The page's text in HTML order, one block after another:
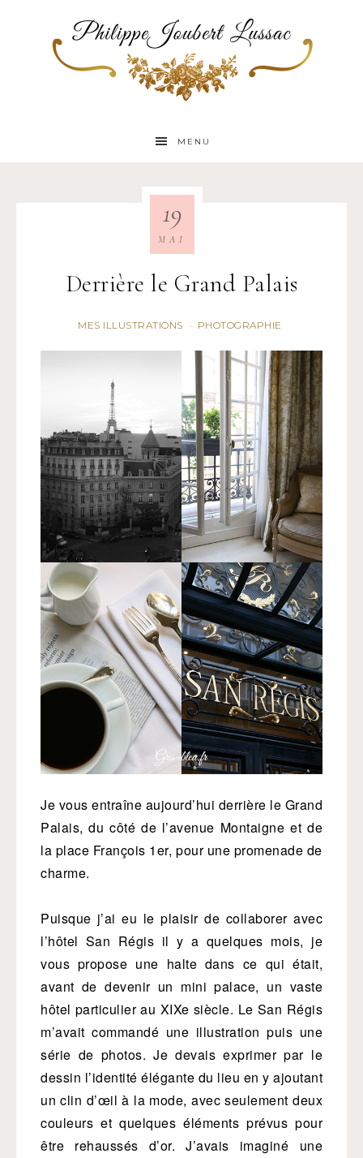
MENU
Derrière le Grand Palais
MES ILLUSTRATIONS · PHOTOGRAPHIE
19
MAI
Je vous entraîne aujourd’hui derrière le Grand
Palais, du côté de l’avenue Montaigne et de
la place François 1er, pour une promenade de
charme.
Puisque j’ai eu le plaisir de collaborer avec
l’hôtel San Régis il y a quelques mois, je
vous propose une halte dans ce qui était,
avant de devenir un mini palace, un vaste
hôtel particulier au XIXe siècle. Le San Régis
m’avait commandé une illustration puis une
série de photos. Je devais exprimer par le
dessin l’identité élégante du lieu en y ajoutant
un clin d’œil à la mode, avec seulement deux
couleurs et quelques éléments prévus pour
être rehaussés d’or. J’avais imaginé une